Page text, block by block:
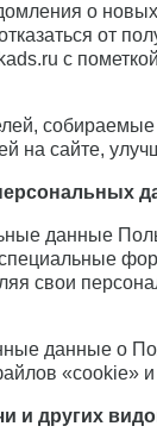
о
от
с
на сайте,
данные
свои
данные о
«cookie»
и других